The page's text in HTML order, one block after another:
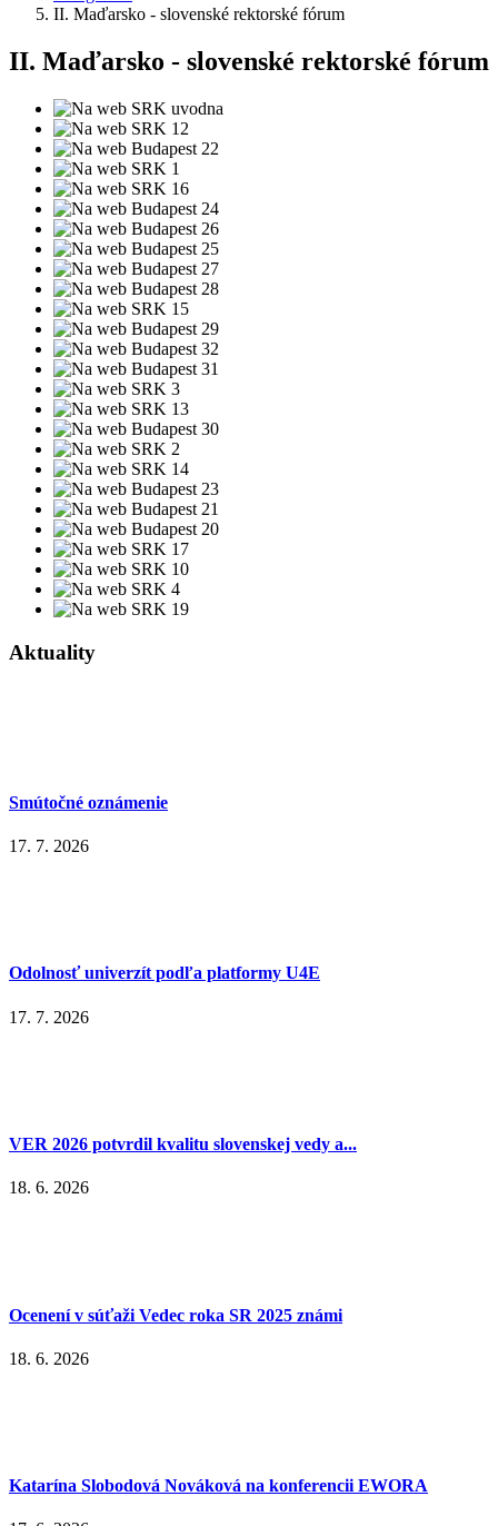
II. Maďarsko - slovenské rektorské fórum
II. Maďarsko - slovenské rektorské fórum
Aktuality
Smútočné oznámenie
17. 7. 2026
Odolnosť univerzít podľa platformy U4E
17. 7. 2026
VER 2026 potvrdil kvalitu slovenskej vedy a...
18. 6. 2026
Ocenení v súťaži Vedec roka SR 2025 známi
18. 6. 2026
Katarína Slobodová Nováková na konferencii EWORA